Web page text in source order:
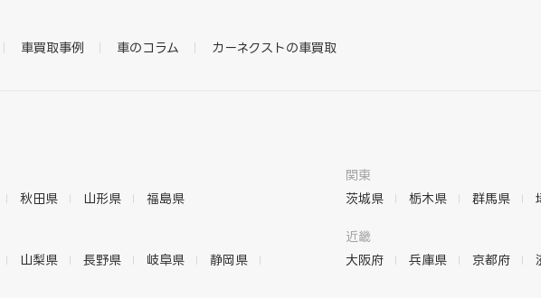
車買取事例 車のコラム カーネクストの車買取
秋田県 山形県 福島県
関東
茨城県
栃木県 群馬県
山梨県 長野県 岐阜県
静岡県
近畿
大阪府
兵庫県 京都府